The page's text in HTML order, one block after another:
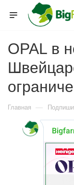
OPAL в
Главная —